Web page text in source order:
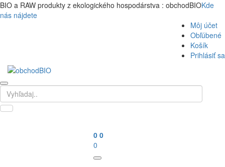
BIO a RAW produkty z ekologického hospodárstva : obchodBIOKde
nás nájdete
Môj účet
Obľúbené
Košík
Prihlásiť sa
0 0
0